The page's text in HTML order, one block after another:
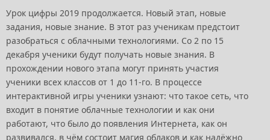
Урок цифры 2019 продолжается. Новый этап, новые
задания, новые знание. В этот раз ученикам предстоит
разобраться с облачными технологиями. Со 2 по 15
декабря ученики будут получать новые знания. В
прохождении нового этапа могут принять участия
ученики всех классов от 1 до 11-го. В процессе
интерактивной игры ученики узнают: что такое сеть, что
входит в понятие облачные технологии и как они
работают, что было до появления Интернета, как он
развивался, в чём состоит магия облаков и как надёжно